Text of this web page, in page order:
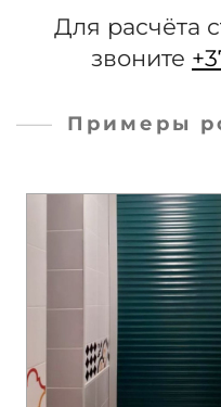
Для расчёта
звоните
Примеры